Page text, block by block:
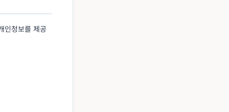
인정보를 제공